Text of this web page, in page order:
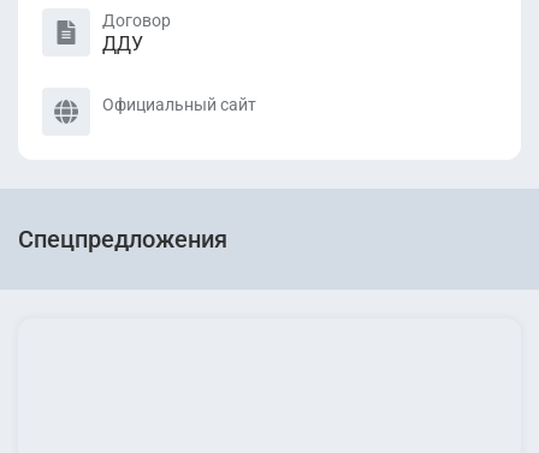
Договор
ДДУ
Официальный сайт
Спецпредложения